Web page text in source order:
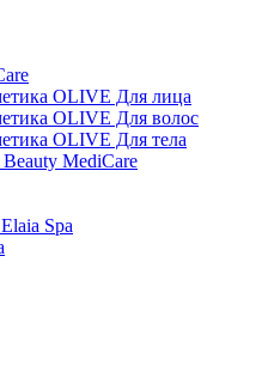
OLIVE Для лица
OLIVE Для волос
OLIVE Для тела
MediCare
Spa